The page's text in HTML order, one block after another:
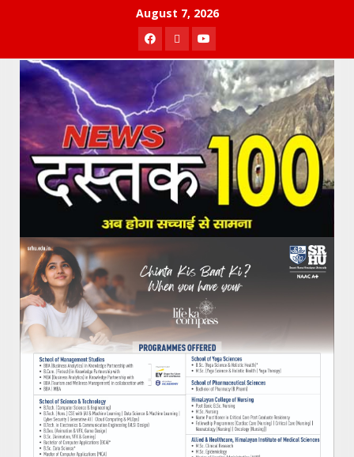
August 7, 2026
Facebook
TwitterYoutube